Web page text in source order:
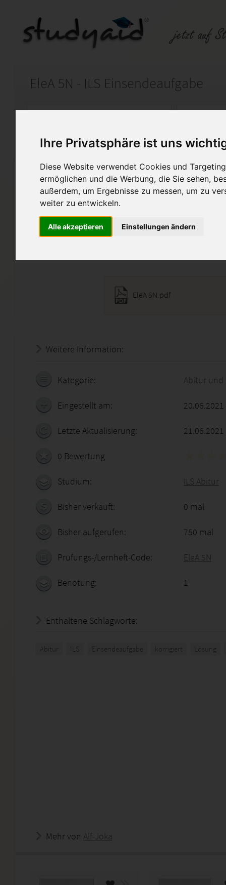
Ihre Privatsphäre ist uns
Diese Website verwendet Cookies und
ermöglichen und die Werbung, die Sie sehen,
außerdem, um Ergebnisse zu messen, um zu
weiter zu entwickeln.
Alle akzeptieren Einstellungen ändern
EleA 5N - ILS Einsendeaufgabe
Startseite Abitur und Hochschule
Physik
Note 1,3 ohne Lösung.
Einsendeaufgabe zu
nur als Hilfestellung oder
abschreiben ist
EleA 5N.pdf
Weitere Information:
Kategorie: Abitur und
Eingestellt am:
Letzte Aktualisierung: 21.06.2021
0 Bewertung
Studium: ILS Abitur
Bisher verkauft: 0 mal
Bisher aufgerufen: 750 mal
Prüfungs-/Lernheft-Code: EleA 5N
Benotung: 1
Enthaltene Schlagworte:
Abitur ILS Einsendeaufgabe korrigiert Lösung
Mehr von Alf-Joka